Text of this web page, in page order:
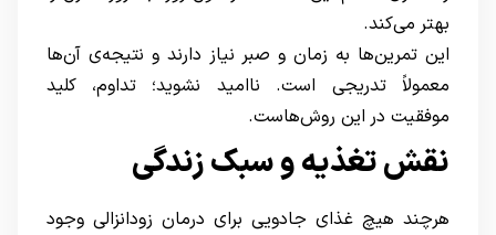
بهتر می‌کند.
این تمرین‌ها به زمان و صبر نیاز دارند و نتیجه‌ی آن‌ها
معمولاً تدریجی است. ناامید نشوید؛ تداوم، کلید
موفقیت در این روش‌هاست.
نقش تغذیه و سبک زندگی
هرچند هیچ غذای جادویی برای درمان زودانزالی وجود